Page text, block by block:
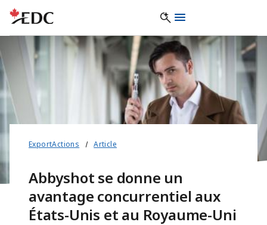
ExportActions Article
Abbyshot se donne un
avantage concurrentiel aux
États-Unis et au Royaume-Uni